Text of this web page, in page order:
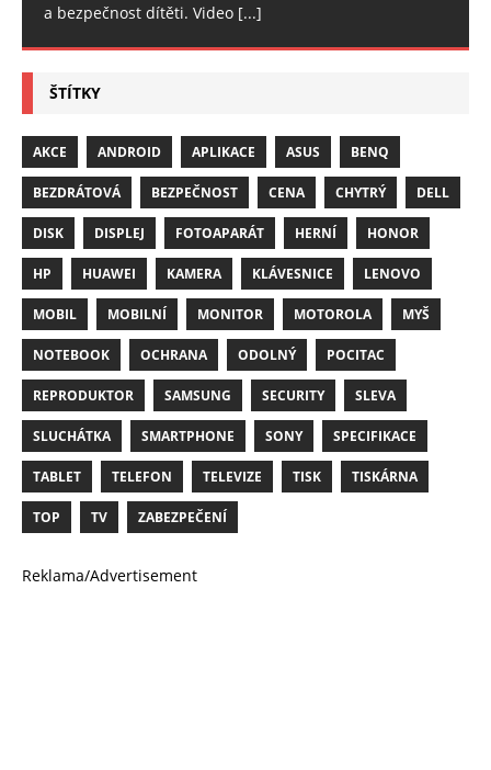
a bezpečnost dítěti. Video [...]
ŠTÍTKY
AKCE ANDROID APLIKACE ASUS BENQ
BEZDRÁTOVÁ BEZPEČNOST CENA CHYTRÝ DELL
DISK DISPLEJ FOTOAPARÁT HERNÍ HONOR
HP HUAWEI KAMERA KLÁVESNICE LENOVO
MOBIL MOBILNÍ MONITOR MOTOROLA MYŠ
NOTEBOOK OCHRANA ODOLNÝ POCITAC
REPRODUKTOR SAMSUNG SECURITY SLEVA
SLUCHÁTKA SMARTPHONE SONY SPECIFIKACE
TABLET TELEFON TELEVIZE TISK TISKÁRNA
TOP TV ZABEZPEČENÍ
Reklama/Advertisement